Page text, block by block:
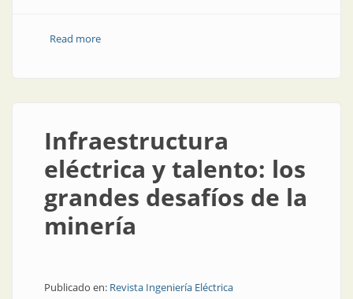
Read moreabout La ingeniería eléctrica, la clave del auge minero
Infraestructura
eléctrica y talento: los
grandes desafíos de la
minería
Publicado en: Revista Ingeniería Eléctrica